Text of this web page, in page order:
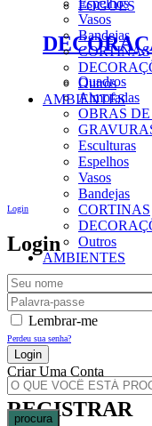
Vasos
Bandejas
CORTINAS
Outros
AMBIENTES
Login
Login
Lembrar-me
Perdeu sua senha?
Criar Uma Conta
REGISTRAR
FOGÕES
Quadros
Almofadas
OBRAS
Esculturas
Espelhos
Vasos
Bandejas
CORTINAS
Outros
AMBIENTES
procura